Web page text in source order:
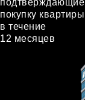
подтверждающие
покупку квартиры
в течение
12 месяцев